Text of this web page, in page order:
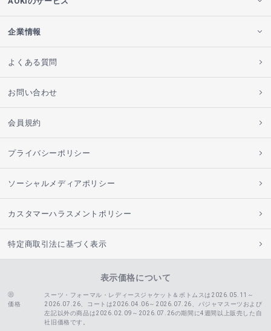
企業情報
よくある質問
お問い合わせ
会員規約
プライバシーポリシー
ソーシャルメディアポリシー
カスタマーハラスメントポリシー
特定商取引法に基づく表示
表示価格について
価格
スーツ・フォーマル・レディースジャケット＆ボトムスは2026.05.11～
2026.07.26、コートは2026.04.06～2026.07.26、
パジャマスーツおよび
左記以外の商品は2026.02.09～2026.07.26の期間に4週間以上販売した自
社旧価格です。